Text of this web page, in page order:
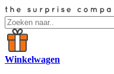
Winkelwagen